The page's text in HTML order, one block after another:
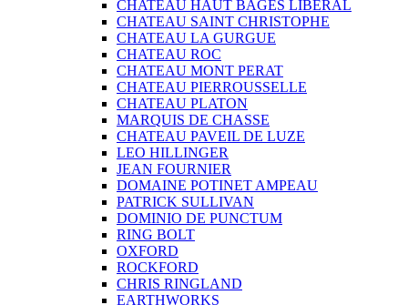
CHATEAU HAUT BAGES LIBERAL
CHATEAU SAINT CHRISTOPHE
CHATEAU LA GURGUE
CHATEAU ROC
CHATEAU MONT PERAT
CHATEAU PIERROUSSELLE
CHATEAU PLATON
MARQUIS DE CHASSE
CHATEAU PAVEIL DE LUZE
LEO HILLINGER
JEAN FOURNIER
DOMAINE POTINET AMPEAU
PATRICK SULLIVAN
DOMINIO DE PUNCTUM
RING BOLT
OXFORD
ROCKFORD
CHRIS RINGLAND
EARTHWORKS